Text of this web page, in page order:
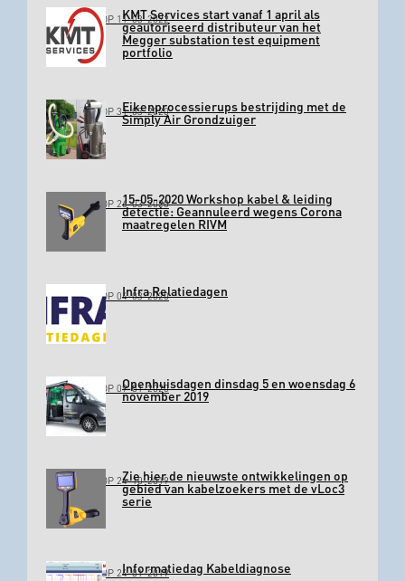
GEPLAATST OP 11-03-2022KMT Services start vanaf 1 april als
geautoriseerd distributeur van het
Megger substation test equipment
portfolio
GEPLAATST OP 31-03-2020Eikenprocessierups bestrijding met de
Simply Air Grondzuiger
GEPLAATST OP 26-03-202015-05-2020 Workshop kabel & leiding
detectie: Geannuleerd wegens Corona
maatregelen RIVM
GEPLAATST OP 04-03-2020Infra Relatiedagen
GEPLAATST OP 09-01-2020Openhuisdagen dinsdag 5 en woensdag 6
november 2019
GEPLAATST OP 24-10-2019Zie hier de nieuwste ontwikkelingen op
gebied van kabelzoekers met de vLoc3
serie
GEPLAATST OP 24-01-2019Informatiedag Kabeldiagnose